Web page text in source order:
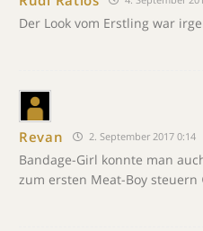
Der Look vom Erstling war
Revan 2. September 2017 0:14
Bandage-Girl konnte man
zum ersten Meat-Boy steuern